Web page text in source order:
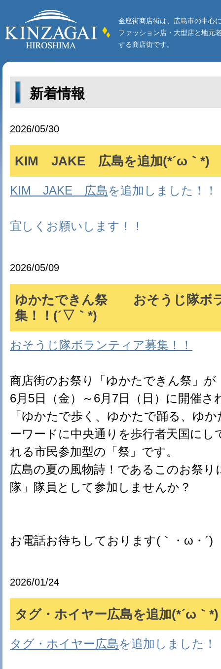
金座街商店街は、広島市の中心
ファッション店・大型店と地元
する商店街です。
新着情報
2026/05/30
KIM JAKE 広島を追加(*´ω｀*)
KIM JAKE 広島を追加しました！！
宜しくお願いします！！
2026/05/09
ゆかたできん祭 おそうじ隊ボ
集！！(´▽｀*)
おそうじ隊ボランティア募集！！
商店街のお祭り「ゆかたできん祭」が
6月5日（金）～6月7日（日）に開催さ
「ゆかたで歩く、ゆかたで踊る、ゆ
ーワードに中央通りを歩行者天国にし
れる市民参加型の「祭」です。
広島の夏の風物詩！であるこのお祭り
隊」隊員として参加しませんか？
お電話お待ちしております(｀・ω・´)
2026/01/24
タグ・ホイヤー広島を追加(*´ω｀*)
タグ・ホイヤー広島を追加しました！